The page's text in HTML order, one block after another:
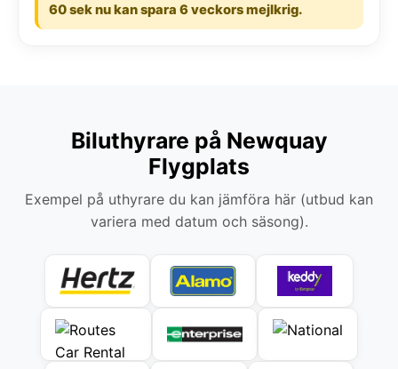
60 sek nu kan spara 6 veckors mejlkrig.
Biluthyrare på Newquay
Flygplats
Exempel på uthyrare du kan jämföra här (utbud kan
variera med datum och säsong).